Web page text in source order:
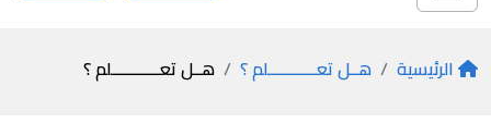
الرئيسية هــل تعـــــــــــلم ؟ هــل تعـــــــــــلم ؟